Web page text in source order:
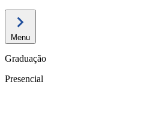
Menu
Graduação
Presencial